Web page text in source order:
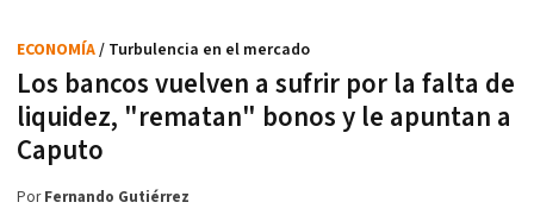
Los bancos vuelven a sufrir por la falta de
liquidez, "rematan" bonos y le apuntan a
Caputo
ECONOMÍA/ Turbulencia en el mercado
PorFernando Gutiérrez